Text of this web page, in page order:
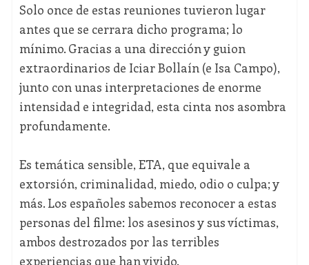
Solo once de estas reuniones tuvieron lugar
antes que se cerrara dicho programa; lo
mínimo. Gracias a una dirección y guion
extraordinarios de Iciar Bollaín (e Isa Campo),
junto con unas interpretaciones de enorme
intensidad e integridad, esta cinta nos asombra
profundamente.
Es temática sensible, ETA, que equivale a
extorsión, criminalidad, miedo, odio o culpa; y
más. Los españoles sabemos reconocer a estas
personas del filme: los asesinos y sus víctimas,
ambos destrozados por las terribles
experiencias que han vivido.